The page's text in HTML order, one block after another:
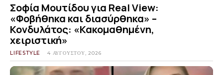
Σοφία Μουτίδου για Real View:
«Φοβήθηκα και διασύρθηκα» –
Κονδυλάτος: «Κακομαθημένη,
χειριστική»
LIFESTYLE 4 ΑΥΓΟΎΣΤΟΥ, 2026